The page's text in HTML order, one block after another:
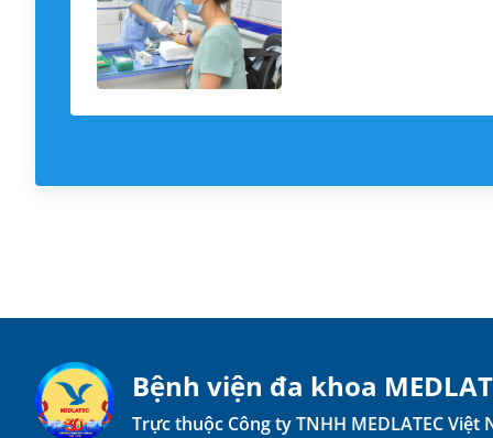
Bệnh viện đa khoa
Trực thuộc Công ty TNHH MEDLATEC Việt